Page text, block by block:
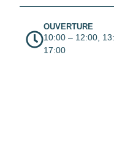
OUVERTURE
10:00 – 12:00,
17:00